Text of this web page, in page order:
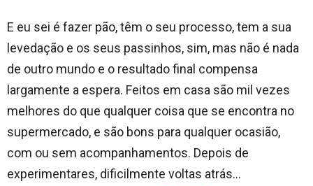
E eu sei é fazer pão, têm o seu processo, tem a sua
levedação e os seus passinhos, sim, mas não é nada
de outro mundo e o resultado final compensa
largamente a espera. Feitos em casa são mil vezes
melhores do que qualquer coisa que se encontra no
supermercado, e são bons para qualquer ocasião,
com ou sem acompanhamentos. Depois de
experimentares, dificilmente voltas atrás…